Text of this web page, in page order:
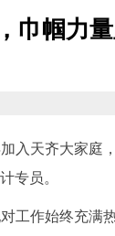
巾帼力
入天齐大家庭
专员。
工作始终充满